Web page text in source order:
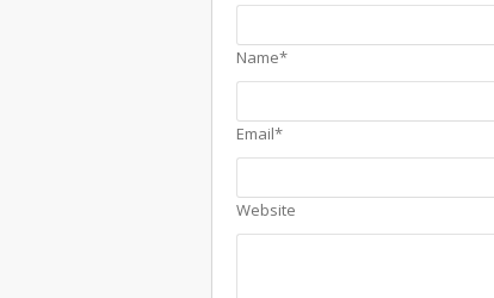
Name*
Email*
Website